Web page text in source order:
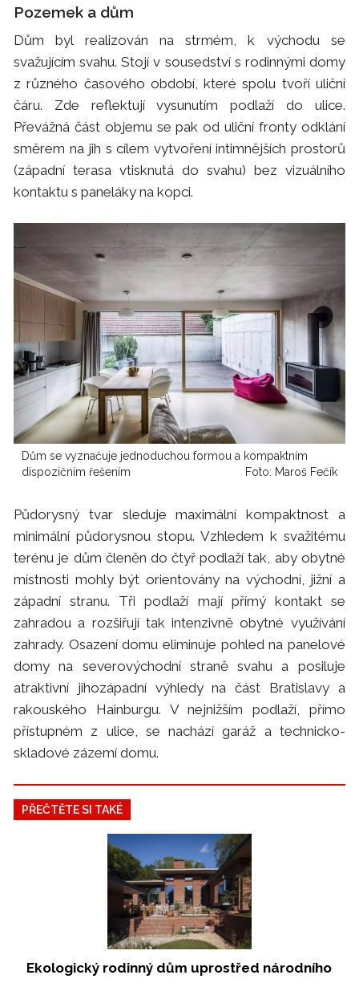
Pozemek a dům
Dům byl realizován na strmém, k východu se
svažujícím svahu. Stojí v sousedství s rodinnými domy
z různého časového období, které spolu tvoří uliční
čáru. Zde reflektují vysunutím podlaží do ulice.
Převážná část objemu se pak od uliční fronty odklání
směrem na jih s cílem vytvoření intimnějších prostorů
(západní terasa vtisknutá do svahu) bez vizuálního
kontaktu s paneláky na kopci.
Dům se vyznačuje jednoduchou formou a kompaktním
dispozičním řešením
Foto: Maroš Fečík
Půdorysný tvar sleduje maximální kompaktnost a
minimální půdorysnou stopu. Vzhledem k svažitému
terénu je dům členěn do čtyř podlaží tak, aby obytné
místnosti mohly být orientovány na východní, jižní a
západní stranu. Tři podlaží mají přímý kontakt se
zahradou a rozšiřují tak intenzivně obytné využívání
zahrady. Osazení domu eliminuje pohled na panelové
domy na severovýchodní straně svahu a posiluje
atraktivní jihozápadní výhledy na část Bratislavy a
rakouského Hainburgu. V nejnižším podlaží, přímo
přístupném z ulice, se nachází garáž a technicko-
skladové zázemí domu.
PŘEČTĚTE SI TAKÉ
Ekologický rodinný dům uprostřed národního